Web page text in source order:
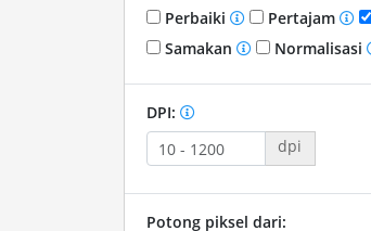
Perbaiki Pertajam
Samakan
Normalisasi
DPI:
dpi
Potong piksel dari: